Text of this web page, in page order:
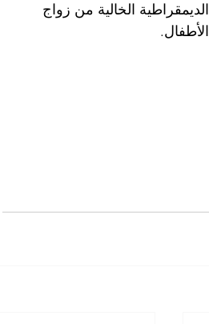
الديمقراطية الخالية من زواج
الأطفال.